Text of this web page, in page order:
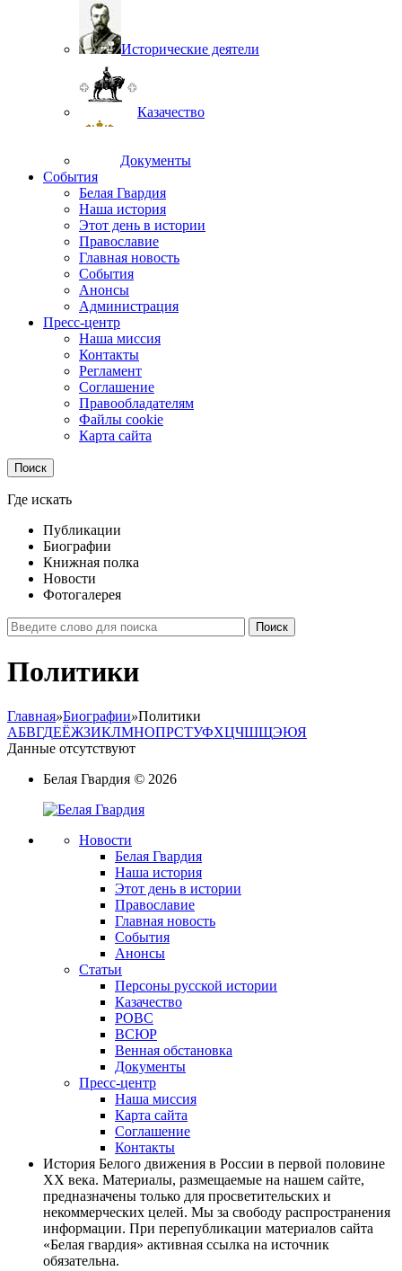
Исторические деятели
Казачество
Документы
События
Белая Гвардия
Наша история
Этот день в истории
Православие
Главная новость
События
Анонсы
Администрация
Пресс-центр
Наша миссия
Контакты
Регламент
Соглашение
Правообладателям
Файлы cookie
Карта сайта
Поиск
Где искать
Публикации
Биографии
Книжная полка
Новости
Фотогалерея
Поиск
Политики
Главная»Биографии»Политики
АБВГДЕЁЖЗИКЛМНОПPСТУФХЦЧШЩЭЮЯ
Данные отсутствуют
Белая Гвардия © 2026
Новости
Белая Гвардия
Наша история
Этот день в истории
Православие
Главная новость
События
Анонсы
Статьи
Персоны русской истории
Казачество
РОВС
ВСЮР
Венная обстановка
Документы
Пресс-центр
Наша миссия
Карта сайта
Соглашение
Контакты
История Белого движения в России в первой половине
XX века. Материалы, размещаемые на нашем сайте,
предназначены только для просветительских и
некоммерческих целей. Мы за свободу распространения
информации. При перепубликации материалов сайта
«Белая гвардия» активная ссылка на источник
обязательна.